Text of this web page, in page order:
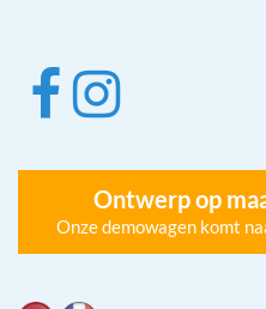
Ontwerp op
Onze demowagen komt